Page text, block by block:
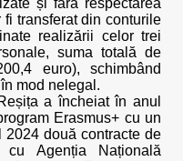
și fără respectarea
transferat din conturile
realizării celor trei
suma totală de
euro), schimbând
mod nelegal.
a încheiat în anul
Erasmus+ cu un
două contracte de
cu Agenția Națională